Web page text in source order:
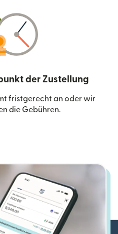
der Zustellung
fristgerecht an oder wir
die Gebühren.